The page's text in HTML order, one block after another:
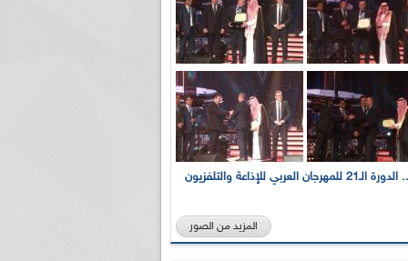
بالصور... الدورة الـ21 للمهرجان العربي للإذاعة والتلفزيون
المزيد من الصور